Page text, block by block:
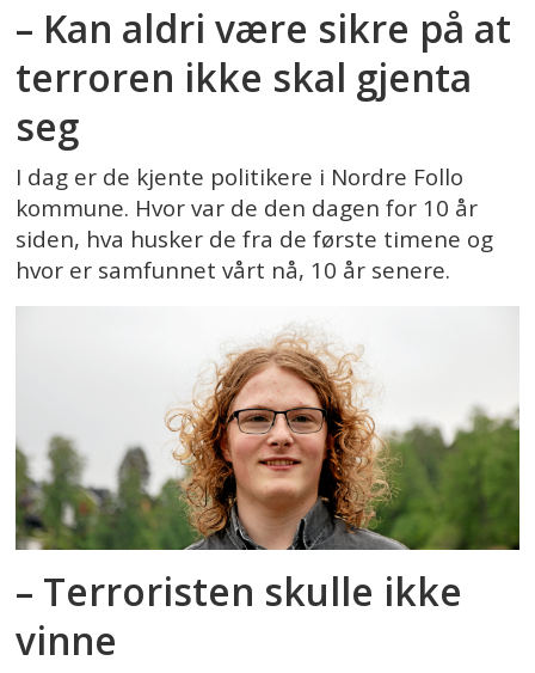
– Kan aldri være sikre på at
terroren ikke skal gjenta
seg
I dag er de kjente politikere i Nordre Follo
kommune. Hvor var de den dagen for 10 år
siden, hva husker de fra de første timene og
hvor er samfunnet vårt nå, 10 år senere.
– Terroristen skulle ikke
vinne